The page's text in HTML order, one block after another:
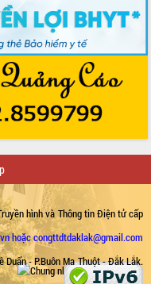
hình và Thông tin Điện tử cấp
- P.Buôn Ma Thuột - Đắk Lắk.
hoặc congttdtdaklak@gmail.com